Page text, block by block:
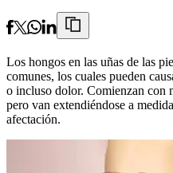
Los hongos en las uñas de las
comunes, los cuales pueden
o incluso dolor. Comienzan con
pero van extendiéndose a
afectación.